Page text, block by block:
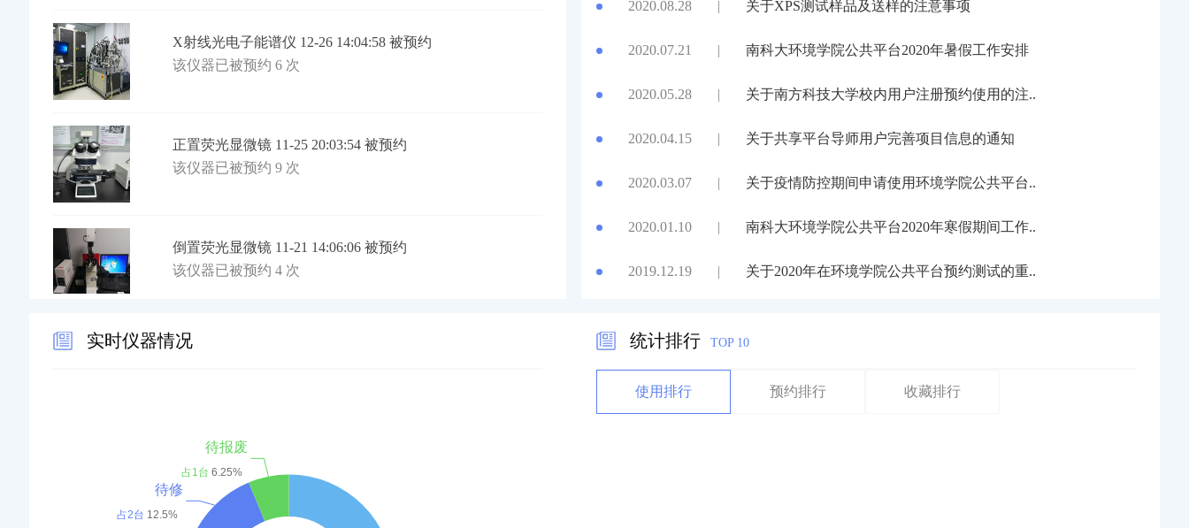
该仪器已被预约 6 次
该仪器已被预约 9 次
该仪器已被预约 4 次
该仪器已被预约 11 次
该仪器已被预约 2 次
2020.08.28 | 关于XPS测试样品及送样的注意事项
2020.07.21 | 南科大环境学院公共平台2020年暑假工作安排
2020.05.28 | 关于南方科技大学校内用户注册预约使用的注..
2020.04.15 | 关于共享平台导师用户完善项目信息的通知
2020.03.07 | 关于疫情防控期间申请使用环境学院公共平台..
2020.01.10 | 南科大环境学院公共平台2020年寒假期间工作..
2019.12.19 | 关于2020年在环境学院公共平台预约测试的重..
实时仪器情况 统计排行 TOP 10
使用排行 预约排行 收藏排行